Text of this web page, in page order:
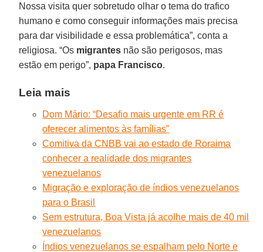
Nossa visita quer sobretudo olhar o tema do trafico
humano e como conseguir informações mais precisa
para dar visibilidade e essa problemática”, conta a
religiosa. “Os migrantes não são perigosos, mas
estão em perigo”, papa Francisco.
Leia mais
Dom Mário: “Desafio mais urgente em RR é
oferecer alimentos às famílias”
Comitiva da CNBB vai ao estado de Roraima
conhecer a realidade dos migrantes
venezuelanos
Migração e exploração de índios venezuelanos
para o Brasil
Sem estrutura, Boa Vista já acolhe mais de 40 mil
venezuelanos
Índios venezuelanos se espalham pelo Norte e